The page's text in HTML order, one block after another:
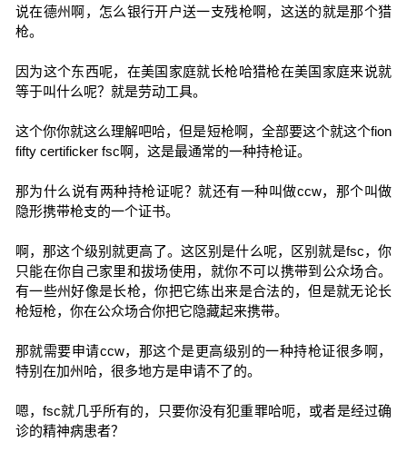
说在德州啊，怎么银行开户送一支残枪啊，这送的就是那个猎
枪。
因为这个东西呢，在美国家庭就长枪哈猎枪在美国家庭来说就
等于叫什么呢？就是劳动工具。
这个你你就这么理解吧哈，但是短枪啊，全部要这个就这个fion
fifty certificker fsc啊，这是最通常的一种持枪证。
那为什么说有两种持枪证呢？就还有一种叫做ccw，那个叫做
隐形携带枪支的一个证书。
啊，那这个级别就更高了。这区别是什么呢，区别就是fsc，你
只能在你自己家里和拔场使用，就你不可以携带到公众场合。
有一些州好像是长枪，你把它练出来是合法的，但是就无论长
枪短枪，你在公众场合你把它隐藏起来携带。
那就需要申请ccw，那这个是更高级别的一种持枪证很多啊，
特别在加州哈，很多地方是申请不了的。
嗯，fsc就几乎所有的，只要你没有犯重罪哈呃，或者是经过确
诊的精神病患者？